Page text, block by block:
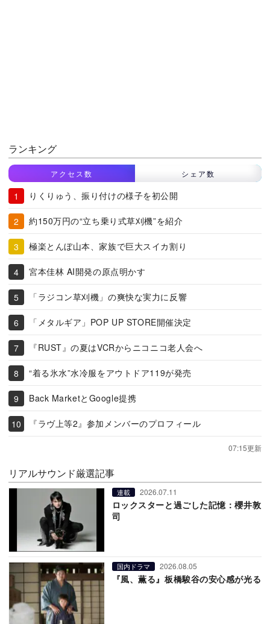
ランキング
アクセス数 シェア数
りくりゅう、振り付けの様子を初公開
約150万円の“立ち乗り式草刈機”を紹介
極楽とんぼ山本、家族で巨大スイカ割り
宮本佳林 AI開発の原点明かす
「ラジコン草刈機」の爽快な実力に反響
「メタルギア」POP UP STORE開催決定
『RUST』の夏はVCRからニコニコ老人会へ
“着る氷水”水冷服をアウトドア119が発売
Back MarketとGoogle提携
『ラヴ上等2』参加メンバーのプロフィール
07:15更新
リアルサウンド厳選記事
連載 2026.07.11
ロックスターと過ごした記憶：櫻井敦
司
国内ドラマ 2026.08.05
『風、薫る』板橋駿谷の安心感が光る